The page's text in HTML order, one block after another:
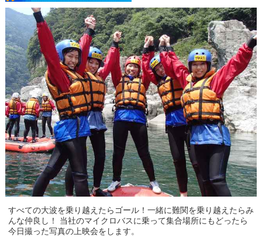
すべての大波を乗り越えたらゴール！一緒に難関を乗り越えたらみ
んな仲良し！ 当社のマイクロバスに乗って集合場所にもどったら
今日撮った写真の上映会をします。